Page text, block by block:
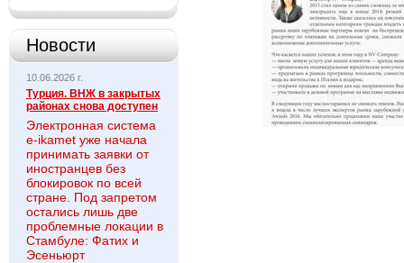
Новости
10.06.2026 г.
Турция. ВНЖ в закрытых
районах снова доступен
Электронная система
e-ikamet уже начала
принимать заявки от
иностранцев без
блокировок по всей
стране. Под запретом
остались лишь две
проблемные локации в
Стамбуле: Фатих и
Эсеньюрт